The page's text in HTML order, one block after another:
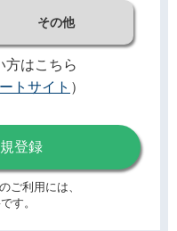
その他
方はこちら
トサイト ）
登録
ご利用には、
す。